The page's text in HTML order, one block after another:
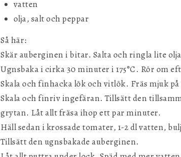
vatten
olja, salt och peppar
Så här:
Skär auberginen i bitar. Salta och ringla lite
Ugnsbaka i cirka 30 minuter i 175°C. Rör om
Skala och finhacka lök och vitlök. Fräs mjuk
Skala och finriv ingefäran. Tillsätt den
grytan. Låt allt fräsa ihop ett par minuter.
Häll sedan i krossade tomater, 1-2 dl vatten,
Tillsätt den ugnsbakade auberginen.